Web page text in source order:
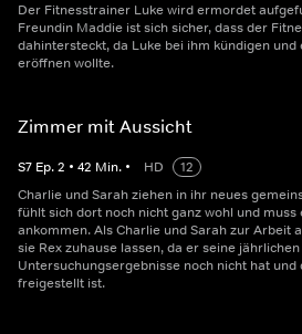
Der Fitnesstrainer Luke wird ermordet
Freundin Maddie ist sich sicher, dass der
dahintersteckt, da Luke bei ihm kündigen
eröffnen wollte.
Zimmer mit Aussicht
S7 Ep.2 • 42 Min. • HD
12
Charlie und Sarah ziehen in ihr neues
fühlt sich dort noch nicht ganz wohl und muss
ankommen. Als Charlie und Sarah zur Arbeit
sie Rex zuhause lassen, da er seine jährlichen
Untersuchungsergebnisse noch nicht hat und
freigestellt ist.